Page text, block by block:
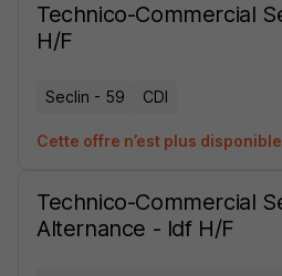
Technico-Commercial
H/F
Seclin - 59 CDI
Cette offre n’est plus
Technico-Commercial
Alternance - Idf H/F